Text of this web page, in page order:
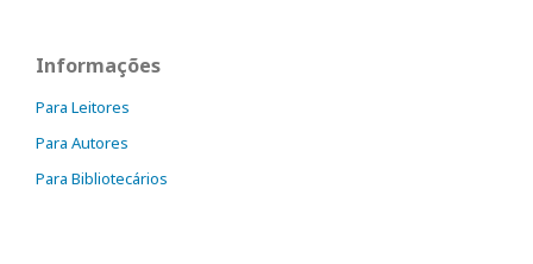
Informações
Para Leitores
Para Autores
Para Bibliotecários